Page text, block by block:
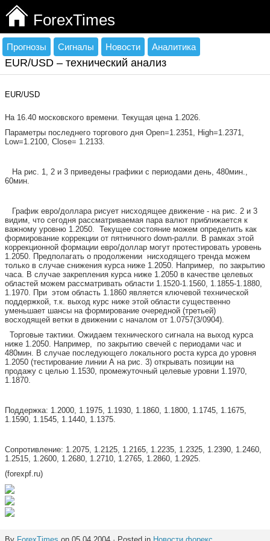
ForexTimes
Прогнозы Сигналы Новости Аналитика
EUR/USD – технический анализ
EUR/USD
На 16.40 московского времени. Текущая цена 1.2026.
Параметры последнего торгового дня Open=1.2351, High=1.2371,
Low=1.2100, Close= 1.2133.
На рис. 1, 2 и 3 приведены графики с периодами день, 480мин.,
60мин.
График евро/доллара рисует нисходящее движение - на рис. 2 и 3
видим, что сегодня рассматриваемая пара валют приближается к
важному уровню 1.2050. Текущее состояние можем определить как
формирование коррекции от пятничного down-ралли. В рамках этой
коррекционной формации евро/доллар могут протестировать уровень
1.2050. Предполагать о продолжении нисходящего тренда можем
только в случае снижения курса ниже 1.2050. Например,
по закрытию
часа. В случае закрепления курса ниже 1.2050 в качестве целевых
областей можем рассматривать области 1.1520-1.1560, 1.1855-1.1880,
1.1970. При этом область 1.1860 является ключевой технической
поддержкой, т.к. выход курс ниже этой области существенно
уменьшает шансы на формирование очередной (третьей)
восходящей ветки в движении с началом от 1.0757(3/0904).
Торговые тактики. Ожидаем технического сигнала на выход курса
ниже 1.2050. Например,
по закрытию свечей с периодами час и
480мин. В случае последующего локального роста курса до уровня
1.2050 (тестирование линии A на рис. 3) открывать позиции на
продажу с целью 1.1530, промежуточный целевые уровни 1.1970,
1.1870.
Поддержка: 1.2000, 1.1975, 1.1930, 1.1860, 1.1800, 1.1745, 1.1675,
1.1590, 1.1545, 1.1440, 1.1375.
Сопротивление: 1.2075, 1.2125, 1.2165, 1.2235, 1.2325, 1.2390, 1.2460,
1.2515, 1.2600, 1.2680, 1.2710, 1.2765, 1.2860, 1.2925.
(forexpf.ru)